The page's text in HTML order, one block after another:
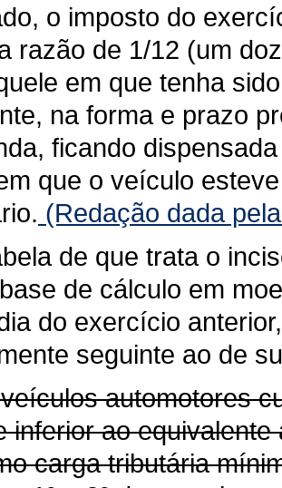
o imposto do
razão de 1/12 (um
em que tenha
na forma e prazo
ficando
que o veículo
(Redação dada
de que trata o
de cálculo em
do exercício
seguinte ao de
automotores
inferior ao
carga tributária